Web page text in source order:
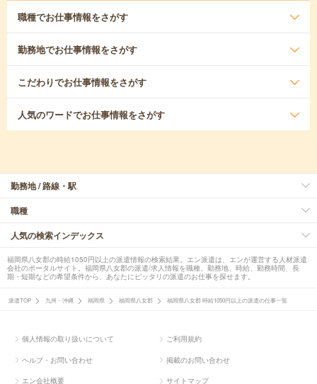
職種でお仕事情報をさがす
勤務地でお仕事情報をさがす
こだわりでお仕事情報をさがす
人気のワードでお仕事情報をさがす
勤務地 / 路線・駅
職種
人気の検索インデックス
福岡県八女郡の時給1050円以上の派遣情報の検索結果。エン派遣は、エンが運営する人材派遣
会社のポータルサイト。福岡県八女郡の派遣/求人情報を職種、勤務地、時給、勤務時間、長
期・短期などの希望条件から、あなたにピッタリの派遣のお仕事を探せます。
派遣TOP 九州・沖縄 福岡県 福岡県八女郡 福岡県八女郡 時給1050円以上の派遣の仕事一覧
個人情報の取り扱いについて ご利用規約
ヘルプ・お問い合わせ 掲載のお問い合わせ
エン会社概要 サイトマップ